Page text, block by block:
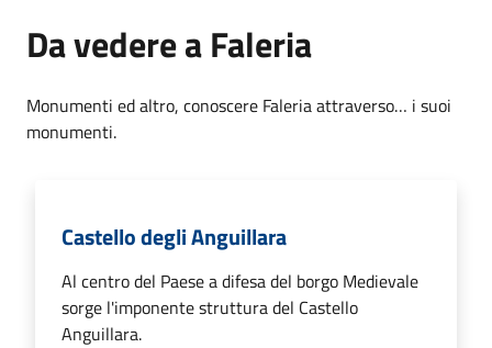
Da vedere a Faleria
Monumenti ed altro, conoscere Faleria attraverso… i suoi
monumenti.
Castello degli Anguillara
Al centro del Paese a difesa del borgo Medievale
sorge l'imponente struttura del Castello
Anguillara.